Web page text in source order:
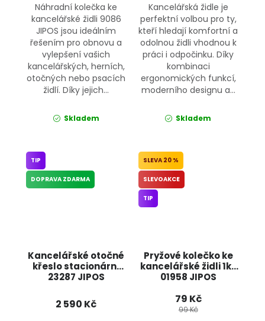
Náhradní kolečka ke
kancelářské židli 9086
JIPOS jsou ideálním
řešením pro obnovu a
vylepšení vašich
kancelářských, herních,
otočných nebo psacích
židlí. Díky jejich...
Skladem
Kancelářská židle je
perfektní volbou pro ty,
kteří hledají komfortní a
odolnou židli vhodnou k
práci i odpočinku. Díky
kombinaci
ergonomických funkcí,
moderního designu a...
Skladem
Kancelářské otočné
křeslo stacionární
23287 JIPOS
TIP
DOPRAVA ZDARMA
2 590 Kč
Pryžové kolečko ke
kancelářské židli 1ks
01958 JIPOS
20 %
SLEVOAKCE
TIP
79 Kč
99 Kč